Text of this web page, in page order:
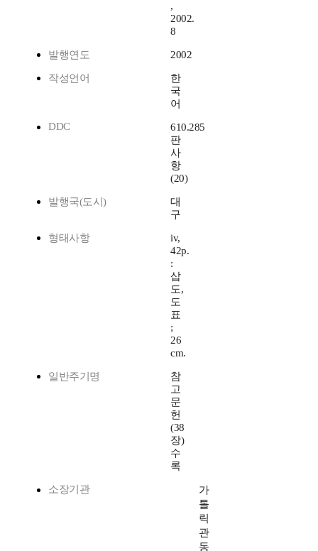
,
2002.
8
발행연도 2002
작성언어
한
국
어
DDC
610.285
판
사
항
(20)
발행국(도시)
대
구
형태사항
iv,
42p.
:
삽
도,
도
표
;
26
cm.
일반주기명
참
고
문
헌
(38
장)
수
록
소장기관
가
톨
릭
관
동